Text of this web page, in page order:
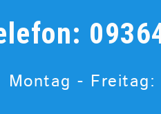
Montag - Freitag: